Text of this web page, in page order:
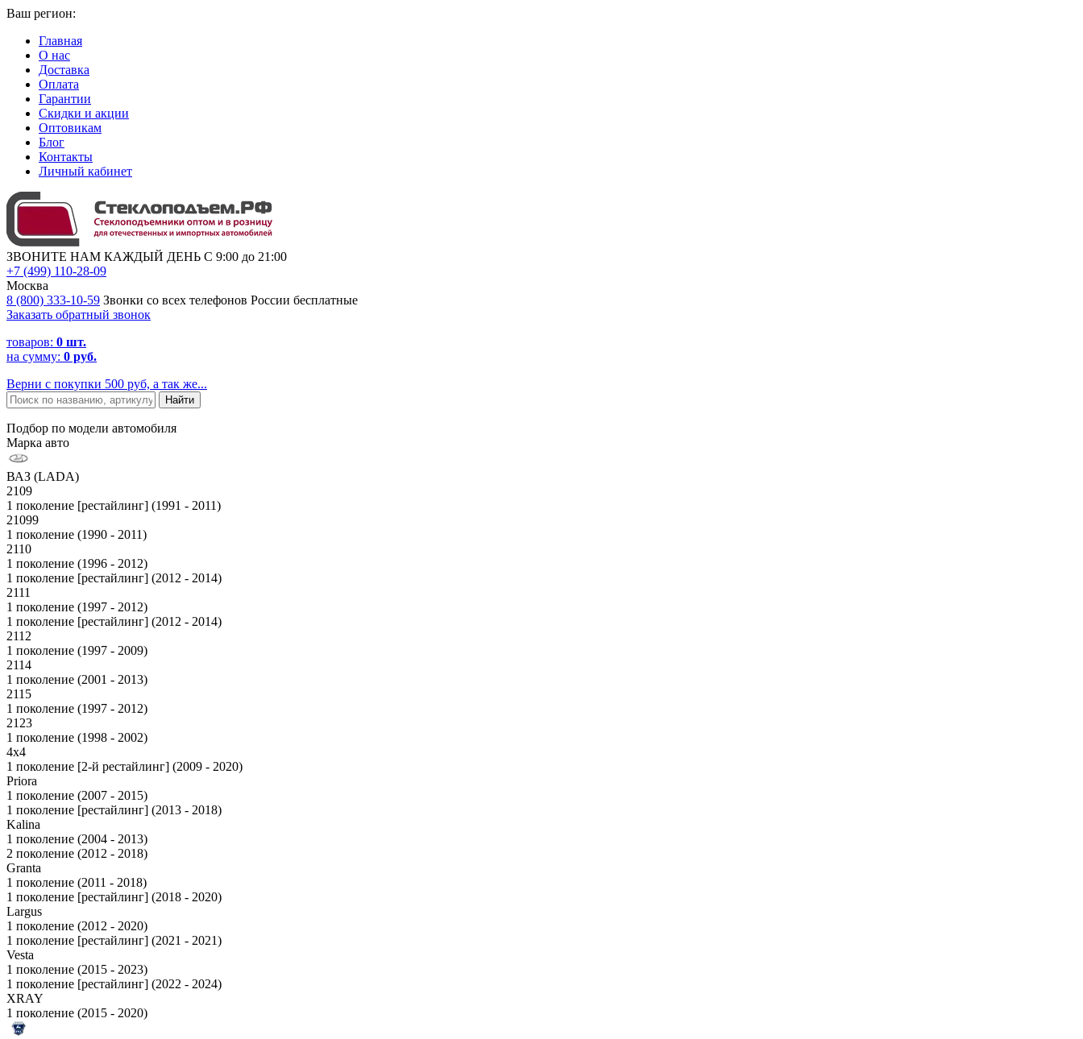
Ваш регион:
Главная
О нас
Доставка
Оплата
Гарантии
Скидки и акции
Оптовикам
Блог
Контакты
Личный кабинет
ЗВОНИТЕ НАМ КАЖДЫЙ ДЕНЬ С 9:00 до 21:00
+7 (499) 110-28-09
Москва
8 (800) 333-10-59 Звонки со всех телефонов России бесплатные
Заказать обратный звонок
товаров: 0 шт.
на сумму: 0 руб.
Верни с покупки 500 руб, а так же...
Подбор по модели автомобиля
Марка авто
ВАЗ (LADA)
2109
1 поколение [рестайлинг] (1991 - 2011)
21099
1 поколение (1990 - 2011)
2110
1 поколение (1996 - 2012)
1 поколение [рестайлинг] (2012 - 2014)
2111
1 поколение (1997 - 2012)
1 поколение [рестайлинг] (2012 - 2014)
2112
1 поколение (1997 - 2009)
2114
1 поколение (2001 - 2013)
2115
1 поколение (1997 - 2012)
2123
1 поколение (1998 - 2002)
4x4
1 поколение [2-й рестайлинг] (2009 - 2020)
Priora
1 поколение (2007 - 2015)
1 поколение [рестайлинг] (2013 - 2018)
Kalina
1 поколение (2004 - 2013)
2 поколение (2012 - 2018)
Granta
1 поколение (2011 - 2018)
1 поколение [рестайлинг] (2018 - 2020)
Largus
1 поколение (2012 - 2020)
1 поколение [рестайлинг] (2021 - 2021)
Vesta
1 поколение (2015 - 2023)
1 поколение [рестайлинг] (2022 - 2024)
XRAY
1 поколение (2015 - 2020)